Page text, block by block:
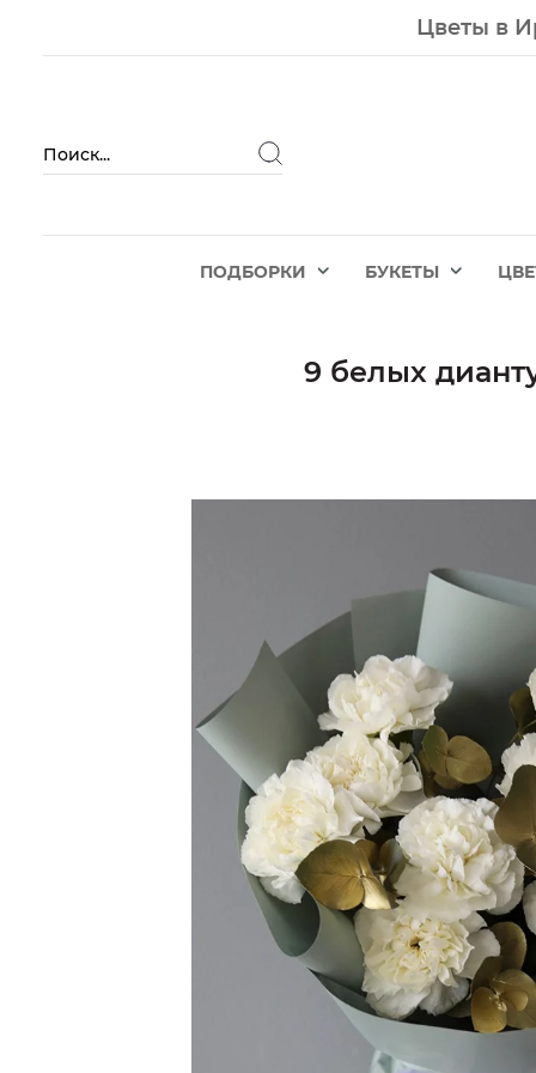
Цветы в
ПОДБОРКИ БУКЕТЫ
9 белых